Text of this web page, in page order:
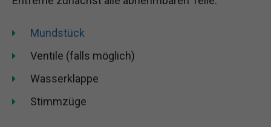
Mundstück
Ventile (falls möglich)
Wasserklappe
Stimmzüge